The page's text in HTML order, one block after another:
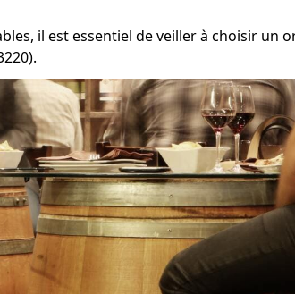
il est essentiel de veiller à choisir un